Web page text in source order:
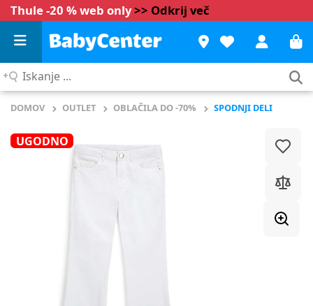
Thule -20 % web only>> Odkrij več
Iskanje
DOMOV OUTLET OBLAČILA DO -70% SPODNJI DELI
UGODNO